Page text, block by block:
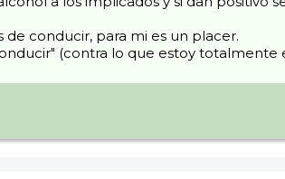
de conducir, para mi es un placer.
(contra lo que estoy totalmente